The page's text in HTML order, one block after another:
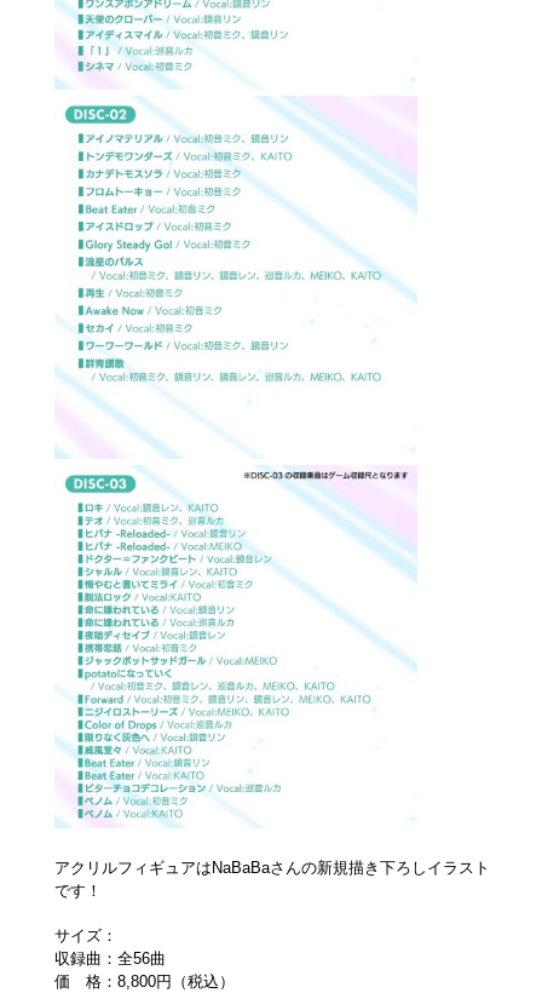
アクリルフィギュアはNaBaBaさんの新規描き下ろしイラスト
です！
サイズ：
収録曲：全56曲
価 格：8,800円（税込）